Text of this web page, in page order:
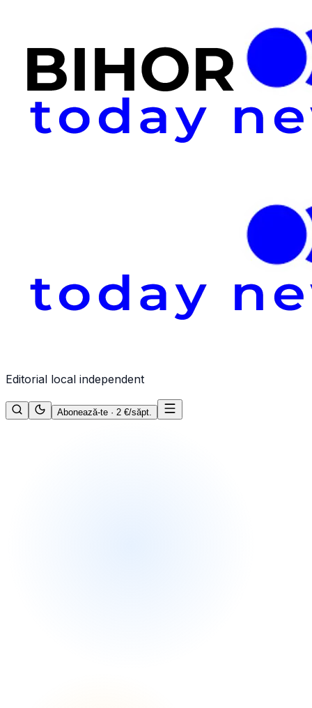
Editorial local independent
Abonează-te · 2 €/săpt.